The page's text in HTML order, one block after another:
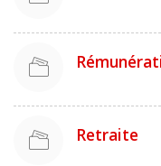
Retraite